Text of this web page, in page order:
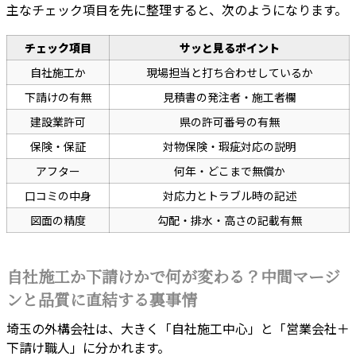
主なチェック項目を先に整理すると、次のようになります。
チェック項目
サッと見るポイント
自社施工か
現場担当と打ち合わせしているか
下請けの有無
見積書の発注者・施工者欄
建設業許可
県の許可番号の有無
保険・保証
対物保険・瑕疵対応の説明
アフター
何年・どこまで無償か
口コミの中身
対応力とトラブル時の記述
図面の精度
勾配・排水・高さの記載有無
自社施工か下請けかで何が変わる？中間マージ
ンと品質に直結する裏事情
埼玉の外構会社は、大きく「自社施工中心」と「営業会社＋
下請け職人」に分かれます。